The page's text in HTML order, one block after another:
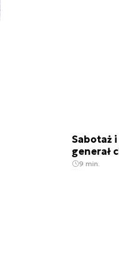
Sabotaż
generał
9 min.